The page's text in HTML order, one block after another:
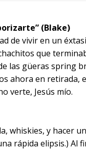
(Blake)
de vivir en un
que
las güeras spring
ahora en retirada,
verte, Jesús mío.
whiskies, y hacer
rápida elipsis.) Al